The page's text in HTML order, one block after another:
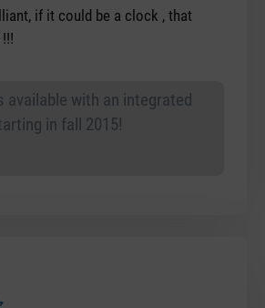
if it could be a clock , that
available with an integrated
in fall 2015!